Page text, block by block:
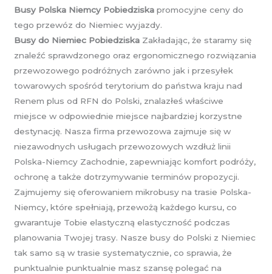
Busy Polska Niemcy Pobiedziska promocyjne ceny do
tego przewóz do Niemiec wyjazdy.
Busy do Niemiec Pobiedziska Zakładając, że staramy się
znaleźć sprawdzonego oraz ergonomicznego rozwiązania
przewozowego podróżnych zarówno jak i przesyłek
towarowych spośród terytorium do państwa kraju nad
Renem plus od RFN do Polski, znalazłeś właściwe
miejsce w odpowiednie miejsce najbardziej korzystne
destynację. Nasza firma przewozowa zajmuje się w
niezawodnych usługach przewozowych wzdłuż linii
Polska-Niemcy Zachodnie, zapewniając komfort podróży,
ochronę a także dotrzymywanie terminów propozycji.
Zajmujemy się oferowaniem mikrobusy na trasie Polska-
Niemcy, które spełniają, przewożą każdego kursu, co
gwarantuje Tobie elastyczną elastyczność podczas
planowania Twojej trasy. Nasze busy do Polski z Niemiec
tak samo są w trasie systematycznie, co sprawia, że
punktualnie punktualnie masz szansę polegać na